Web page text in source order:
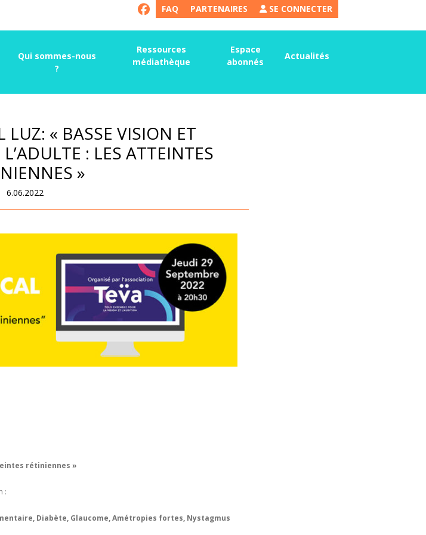
SE CONNECTER
PARTENAIRES
FAQ
Qui sommes-nous
?
Ressources
médiathèque
Espace
abonnés
Actualités
« BASSE VISION ET
: LES ATTEINTES
»
6.06.2022
rétiniennes »
:
Diabète, Glaucome, Amétropies fortes, Nystagmus